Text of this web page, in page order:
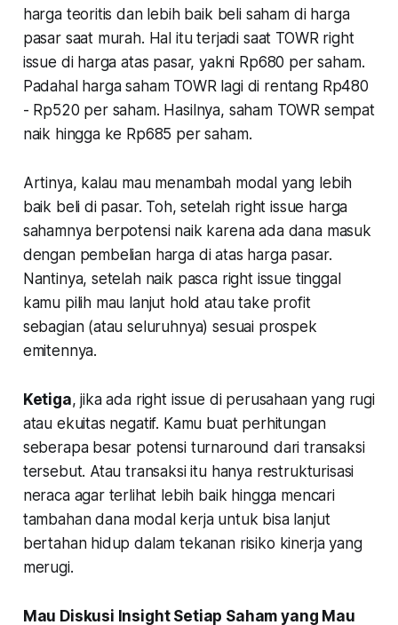
harga teoritis dan lebih baik beli saham di harga
pasar saat murah. Hal itu terjadi saat TOWR right
issue di harga atas pasar, yakni Rp680 per saham.
Padahal harga saham TOWR lagi di rentang Rp480
- Rp520 per saham. Hasilnya, saham TOWR sempat
naik hingga ke Rp685 per saham.
Artinya, kalau mau menambah modal yang lebih
baik beli di pasar. Toh, setelah right issue harga
sahamnya berpotensi naik karena ada dana masuk
dengan pembelian harga di atas harga pasar.
Nantinya, setelah naik pasca right issue tinggal
kamu pilih mau lanjut hold atau take profit
sebagian (atau seluruhnya) sesuai prospek
emitennya.
Ketiga, jika ada right issue di perusahaan yang rugi
atau ekuitas negatif. Kamu buat perhitungan
seberapa besar potensi turnaround dari transaksi
tersebut. Atau transaksi itu hanya restrukturisasi
neraca agar terlihat lebih baik hingga mencari
tambahan dana modal kerja untuk bisa lanjut
bertahan hidup dalam tekanan risiko kinerja yang
merugi.
Mau Diskusi Insight Setiap Saham yang Mau